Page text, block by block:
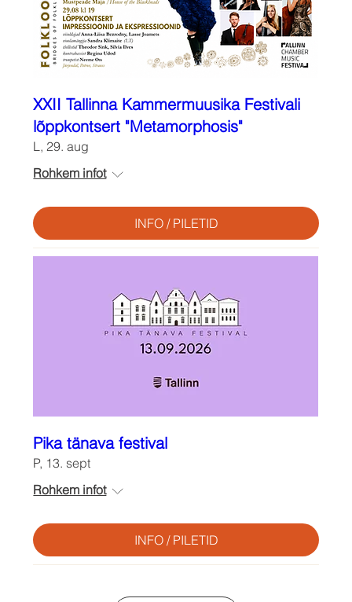
XXII Tallinna Kammermuusika Festivali
lõppkontsert "Metamorphosis"
L, 29. aug
Rohkem infot
INFO / PILETID
Pika tänava festival
P, 13. sept
Rohkem infot
INFO / PILETID